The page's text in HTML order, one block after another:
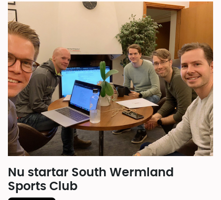
Nu startar South Wermland
Sports Club